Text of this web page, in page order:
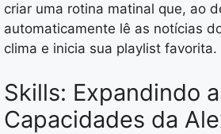
criar uma rotina matinal que, ao
automaticamente lê as notícias
clima e inicia sua playlist favorita.
Skills: Expandindo
Capacidades da